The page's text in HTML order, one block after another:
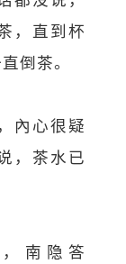
，直到杯
倒茶。
內心很疑
，茶水已
南隐答